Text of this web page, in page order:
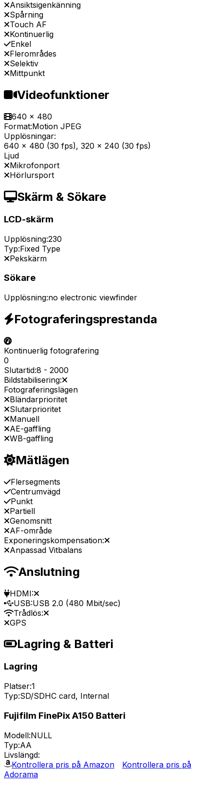
Ansiktsigenkänning
Spårning
Touch AF
Kontinuerlig
Enkel
Flerområdes
Selektiv
Mittpunkt
Videofunktioner
640 x 480
Format:Motion JPEG
Upplösningar:
640 x 480 (30 fps), 320 x 240 (30 fps)
Ljud
Mikrofonport
Hörlursport
Skärm & Sökare
LCD-skärm
Upplösning:230
Typ:Fixed Type
Pekskärm
Sökare
Upplösning:no electronic viewfinder
Fotograferingsprestanda
Kontinuerlig fotografering
0
Slutartid:8 - 2000
Bildstabilisering:
Fotograferingslägen
Bländarprioritet
Slutarprioritet
Manuell
AE-gaffling
WB-gaffling
Mätlägen
Flersegments
Centrumvägd
Punkt
Partiell
Genomsnitt
AF-område
Exponeringskompensation:
Anpassad Vitbalans
Anslutning
HDMI:
USB:USB 2.0 (480 Mbit/sec)
Trådlös:
GPS
Lagring & Batteri
Lagring
Platser:1
Typ:SD/SDHC card, Internal
Fujifilm FinePix A150 Batteri
Modell:NULL
Typ:AA
Livslängd:
Kontrollera pris på Amazon
Kontrollera pris på
Adorama